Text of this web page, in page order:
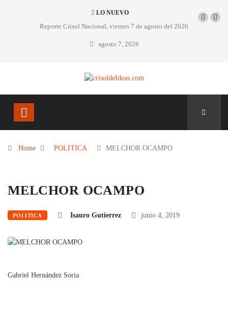
LO NUEVO
Reporte Crisol Nacional, viernes 7 de agosto del 2026
agosto 7, 2026
Home POLITICA MELCHOR OCAMPO
MELCHOR OCAMPO
POLITICA Isauro Gutierrez junio 4, 2019
Gabriel Hernández Soria